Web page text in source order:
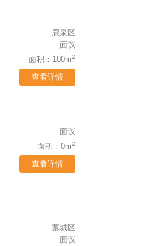
鹿泉区
面议
面积：100m2
查看详情
面议
面积：0m2
查看详情
藁城区
面议